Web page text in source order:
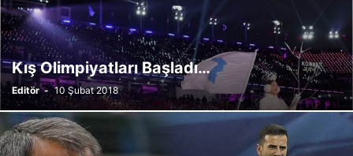
Kış Olimpiyatları Başladı…
Editör - 10 Şubat 2018